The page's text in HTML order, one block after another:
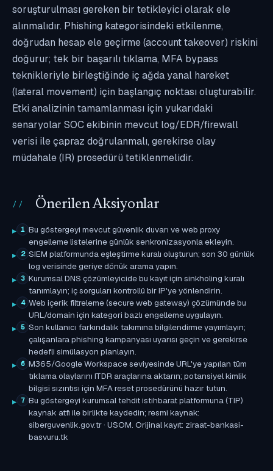
soruşturulması gereken bir tetikleyici olarak ele
alınmalıdır. Phishing kategorisindeki etkilenme,
doğrudan hesap ele geçirme (account takeover) riskini
doğurur; tek bir başarılı tıklama, MFA bypass
teknikleriyle birleştiğinde iç ağda yanal hareket
(lateral movement) için başlangıç noktası oluşturabilir.
Etki analizinin tamamlanması için yukarıdaki
senaryolar SOC ekibinin mevcut log/EDR/firewall
verisi ile çapraz doğrulanmalı, gerekirse olay
müdahale (IR) prosedürü tetiklenmelidir.
Önerilen Aksiyonlar
1 Bu göstergeyi mevcut güvenlik duvarı ve web proxy
engelleme listelerine günlük senkronizasyonla ekleyin.
2 SIEM platformunda eşleştirme kuralı oluşturun; son 30 günlük
log verisinde geriye dönük arama yapın.
3 Kurumsal DNS çözümleyicide bu kayıt için sinkholing kuralı
tanımlayın; iç sorguları kontrollü bir IP'ye yönlendirin.
4 Web içerik filtreleme (secure web gateway) çözümünde bu
URL/domain için kategori bazlı engelleme uygulayın.
5 Son kullanıcı farkındalık takımına bilgilendirme yayımlayın;
çalışanlara phishing kampanyası uyarısı geçin ve gerekirse
hedefli simülasyon planlayın.
6 M365/Google Workspace seviyesinde URL'ye yapılan tüm
tıklama olaylarını ITDR araçlarına aktarın; potansiyel kimlik
bilgisi sızıntısı için MFA reset prosedürünü hazır tutun.
7 Bu göstergeyi kurumsal tehdit istihbarat platformuna (TIP)
kaynak atfı ile birlikte kaydedin; resmi kaynak:
siberguvenlik.gov.tr · USOM. Orijinal kayıt: ziraat-bankasi-
basvuru.tk